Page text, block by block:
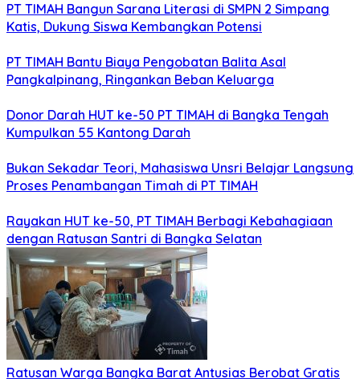
PT TIMAH Bangun Sarana Literasi di SMPN 2 Simpang
Katis, Dukung Siswa Kembangkan Potensi
PT TIMAH Bantu Biaya Pengobatan Balita Asal
Pangkalpinang, Ringankan Beban Keluarga
Donor Darah HUT ke-50 PT TIMAH di Bangka Tengah
Kumpulkan 55 Kantong Darah
Bukan Sekadar Teori, Mahasiswa Unsri Belajar Langsung
Proses Penambangan Timah di PT TIMAH
Rayakan HUT ke-50, PT TIMAH Berbagi Kebahagiaan
dengan Ratusan Santri di Bangka Selatan
Ratusan Warga Bangka Barat Antusias Berobat Gratis